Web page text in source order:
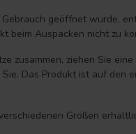
geöffnet wurde,
beim Auspacken nicht zu
zusammen, ziehen Sie
Das Produkt ist auf den
Größen